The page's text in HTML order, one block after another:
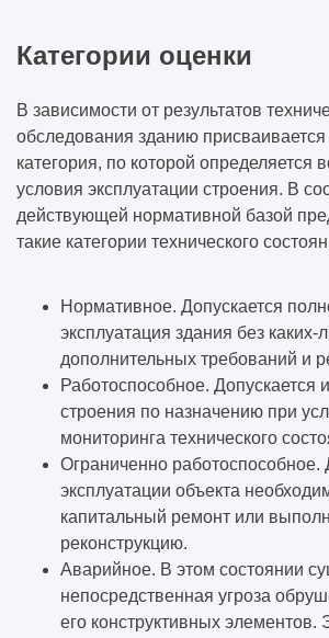
Категории оценки
В зависимости от результатов
обследования зданию
категория, по которой определяется
условия эксплуатации строения. В
действующей нормативной базой
такие категории технического
Нормативное. Допускается
эксплуатация здания без каких-
дополнительных требований и
Работоспособное. Допускается
строения по назначению при
мониторинга технического
Ограниченно
эксплуатации объекта
капитальный ремонт или
реконструкцию.
Аварийное. В этом состоянии
непосредственная угроза
его конструктивных элементов.